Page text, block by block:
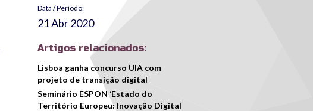
Data / Período:
21 Abr 2020
Artigos relacionados:
Lisboa ganha concurso UIA com
projeto de transição digital
Seminário ESPON ‘Estado do
Território Europeu: Inovação Digital